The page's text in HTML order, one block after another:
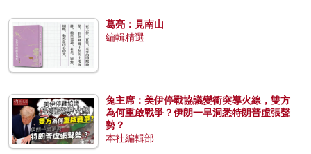
葛亮：見南山
編輯精選
兔主席：美伊停戰協議變衝突導火線，雙方
為何重啟戰爭？伊朗一早洞悉特朗普虛張聲
勢？
本社編輯部